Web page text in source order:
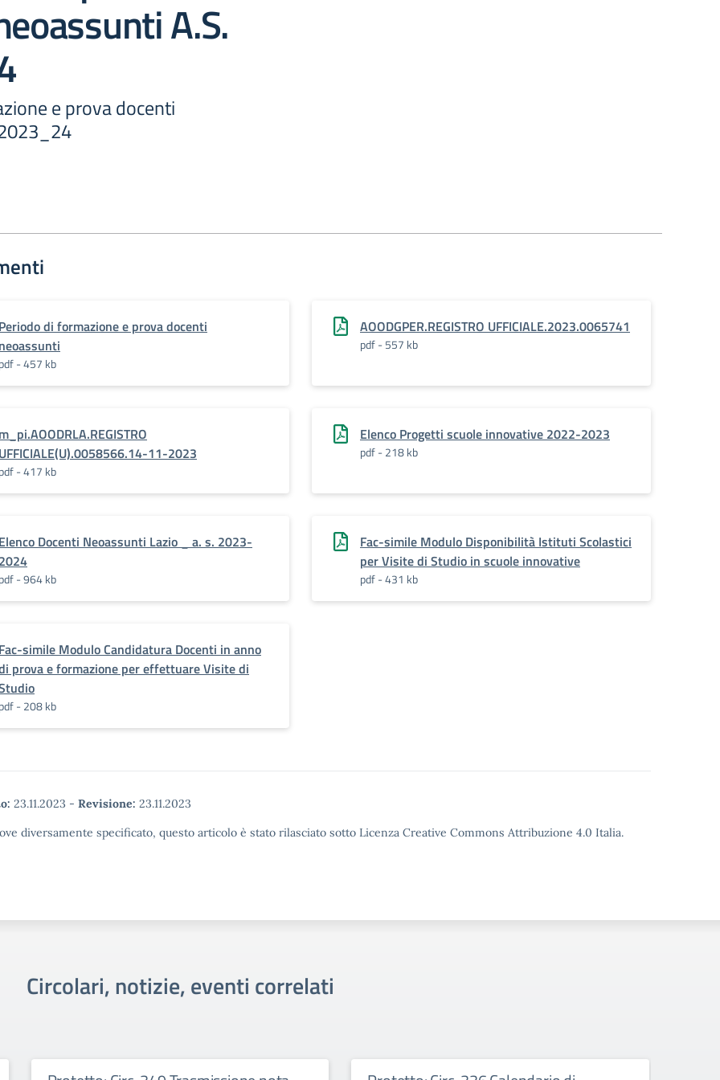
A.S.
e prova docenti
di formazione e prova docenti
- 457 kb
AOODGPER.REGISTRO UFFICIALE.2023.0065741
pdf - 557 kb
11-2023
- 417 kb
Elenco Progetti scuole innovative 2022-2023
pdf - 218 kb
Docenti Neoassunti Lazio _ a. s. 2023-
- 964 kb
Fac-simile Modulo Disponibilità Istituti Scolastici
per Visite di Studio in scuole innovative
pdf - 431 kb
simile Modulo Candidatura Docenti in anno
prova e formazione per effettuare Visite di
- 208 kb
23.11.2023 - Revisione: 23.11.2023
diversamente specificato, questo articolo è stato rilasciato sotto Licenza Creative Commons Attribuzione 4.0 Italia.
Circolari, notizie, eventi correlati